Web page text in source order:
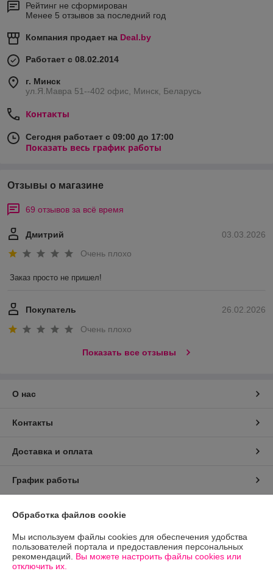
Рейтинг не сформирован
Менее 5 отзывов за последний год
Компания продает на Deal.by
Работает с 08.02.2014
г. Минск
ул.Я.Мавра 51--402 офис, Минск, Беларусь
Контакты
Сегодня работает с 09:00 до 17:00
Показать весь график работы
Отзывы о магазине
69 отзывов за всё время
03.03.2026
Дмитрий
Очень плохо
Заказ просто не пришел!
26.02.2026
Покупатель
Очень плохо
Показать все отзывы
О нас
Контакты
Доставка и оплата
График работы
Политика обработки cookies
Сайт создан на платформе Deal.by
Обработка файлов cookie
Мы используем файлы cookies для обеспечения удобства
пользователей портала и предоставления персональных
рекомендаций. Вы можете настроить файлы cookies или
отключить их.